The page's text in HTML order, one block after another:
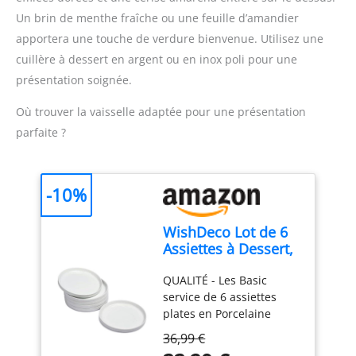
fréquente DURABLE : 2
garantissent des
performances durables
de réparabilité 15 ans au
monde, pour contribuer
à la protection de
l’environnement et à la
réduction des déchets
FACILE À NETTOYER :
résistantes au lave-
vaisselle pour une
utilisation quotidienne
DANS LA BOÎTE : Pied
Un brin de menthe fraîche ou une feuille d’amandier
apportera une touche de verdure bienvenue. Utilisez une
cuillère à dessert en argent ou en inox poli pour une
présentation soignée.
Où trouver la vaisselle adaptée pour une présentation
parfaite ?
WishDeco Lot de 6
Assiettes à Dessert,
Porcelaine 18 cm,
Petite Assiette
Ronde avec Rebord,
Plat Ceramique
pour Gâteau, Pain,
QUALITÉ - Les Basic
service de 6 assiettes
plates en Porcelaine
fabriquées en porcelaine
36,99 €
-10%